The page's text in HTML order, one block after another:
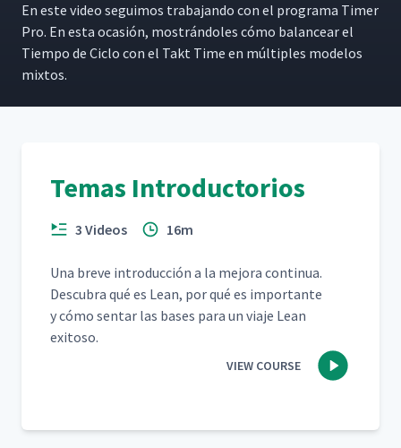
En este video seguimos tra­ba­jan­do con el pro­gra­ma Timer
Pro. En esta ocasión, mostrán­doles cómo bal­ancear el
Tiem­po de Ciclo con el Takt Time en múlti­ples mod­e­los
mixtos.
Temas Introductorios
3 Videos 16m
Una breve intro­duc­ción a la mejo­ra con­tin­ua.
Des­cubra qué es Lean, por qué es impor­tante
y cómo sen­tar las bases para un via­je Lean
exitoso.
VIEW COURSE